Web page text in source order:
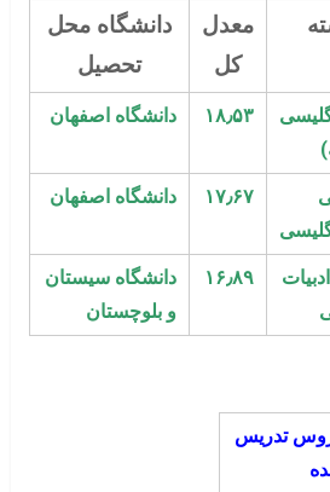
معدل
کل
دانشگاه محل
تحصیل
۱۸٫۵۳ دانشگاه اصفهان
۱۷٫۶۷ دانشگاه اصفهان
۱۶٫۸۹
دانشگاه سیستان
و بلوچستان
تدریس